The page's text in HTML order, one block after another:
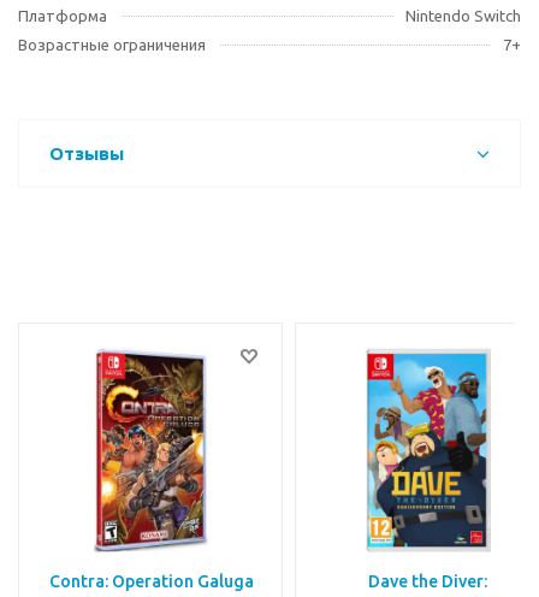
Платформа
Nintendo Switch
Возрастные ограничения
7+
Отзывы
Contra: Operation Galuga
Dave the Diver: